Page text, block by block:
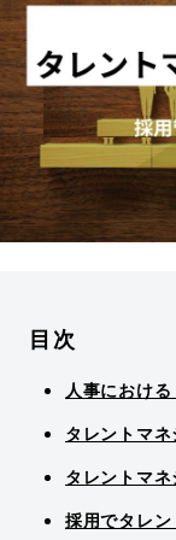
目次
人事におけ
タレントマ
タレントマ
採用でタレ